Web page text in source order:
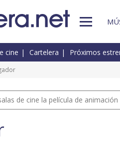
cine Cartelera Próximos
de cine la película de